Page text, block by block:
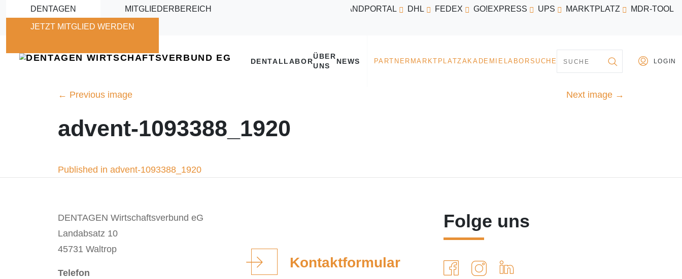
Skip to main content
DENTAGEN MITGLIEDERBEREICH
JETZT MITGLIED WERDEN
VERSANDPORTAL DHL FEDEX GO!EXPRESS UPS MARKTPLATZ MDR-TOOL
← Previous image Next image →
advent-1093388_1920
Beitragsnavigation
Published in advent-1093388_1920
DENTAGEN Wirtschaftsverbund eG
Landabsatz 10
45731 Waltrop
Telefon
Kontaktformular
Folge uns